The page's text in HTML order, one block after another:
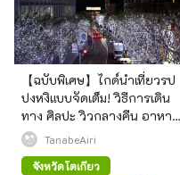
【ฉบับพิเศษ】ไกด์นำเที่ยวรป
ปงหงิแบบจัดเต็ม! วิธีการเดิน
ทาง ศิลปะ วิวกลางคืน อาหาร
และไฮไลท์อื่นๆ
TanabeAiri
จังหวัดโตเกียว